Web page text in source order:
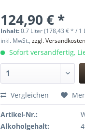
124,90 € *
Inhalt:0.7 Liter (178,43 € * / 1
inkl. MwSt.,zzgl. Versandkosten
Sofort versandfertig,
Vergleichen
Artikel-Nr.:
Alkoholgehalt: